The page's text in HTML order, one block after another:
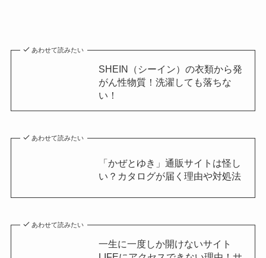
あわせて読みたい
SHEIN（シーイン）の衣類から発
がん性物質！洗濯しても落ちな
い！
あわせて読みたい
「かぜとゆき」通販サイトは怪し
い？カタログが届く理由や対処法
あわせて読みたい
一生に一度しか開けないサイト